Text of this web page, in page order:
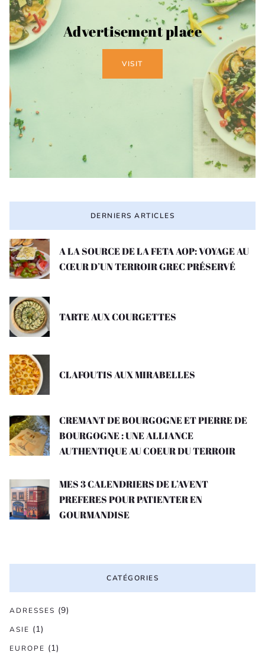
Advertisement place
VISIT
DERNIERS ARTICLES
A LA SOURCE DE LA FETA AOP: VOYAGE AU
CŒUR D’UN TERROIR GREC PRÉSERVÉ
TARTE AUX COURGETTES
CLAFOUTIS AUX MIRABELLES
CREMANT DE BOURGOGNE ET PIERRE DE
BOURGOGNE : UNE ALLIANCE
AUTHENTIQUE AU COEUR DU TERROIR
MES 3 CALENDRIERS DE L’AVENT
PREFERES POUR PATIENTER EN
GOURMANDISE
CATÉGORIES
ADRESSES (9)
ASIE (1)
EUROPE (1)